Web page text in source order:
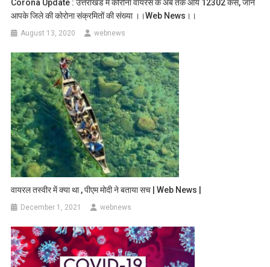
Corona Update : उत्तराखंड में कोरोना वायरस के अब तक आये 12302 केस, जाने
आपके जिले की कोरोना संक्रमितों की संख्या ।।web News।।
August 13, 2020 webnews
वायरल तस्वीर में क्या था , पीएम मोदी ने बताया सच | Web News |
December 1, 2021 webnews